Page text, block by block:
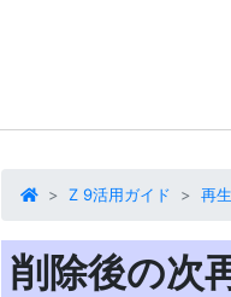
Z 9活用ガイド 再
削除後の次